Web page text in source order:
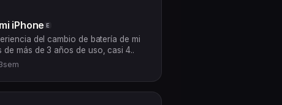
iPhone E
del cambio de batería de mi
de más de 3 años de uso, casi 4..